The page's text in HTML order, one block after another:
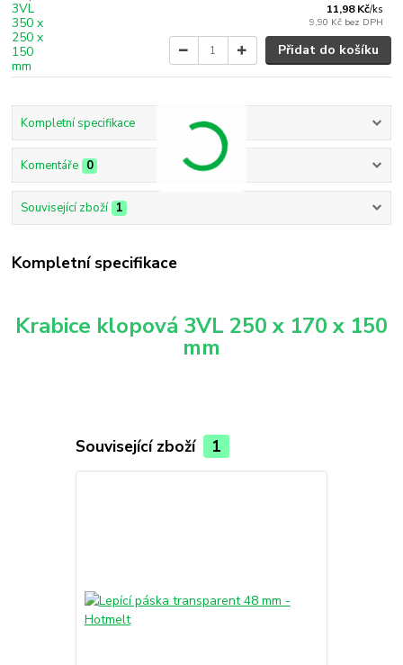
11,98 Kč/ks
9,90 Kč bez DPH
Přidat do košíku
Kompletní specifikace
Komentáře 0
Související zboží 1
Kompletní specifikace
Krabice klopová 3VL 250 x 170 x 150
mm
Související zboží 1